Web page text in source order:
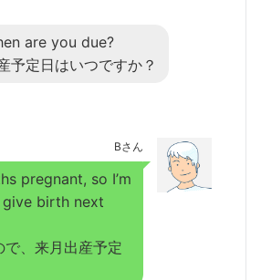
are you due?
予定日はいつですか？
Bさん
pregnant, so I’m
birth next
、来月出産予定